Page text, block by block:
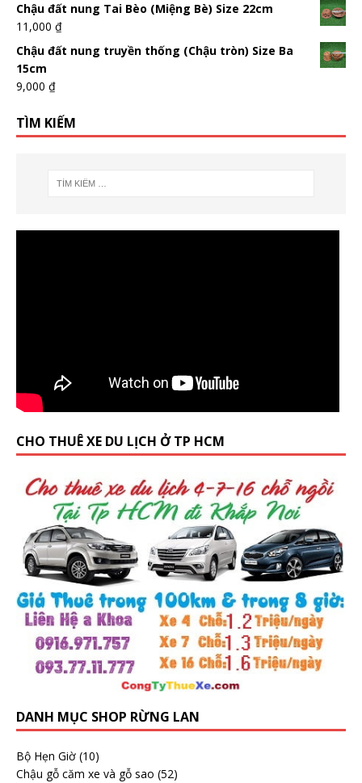
Chậu đất nung Tai Bèo (Miệng Bè) Size 22cm
11,000 ₫
Chậu đất nung truyền thống (Chậu tròn) Size Ba
15cm
9,000 ₫
TÌM KIẾM
CHO THUÊ XE DU LỊCH Ở TP HCM
DANH MỤC SHOP RỪNG LAN
Bộ Hẹn Giờ (10)
Chậu gỗ căm xe và gỗ sao (52)